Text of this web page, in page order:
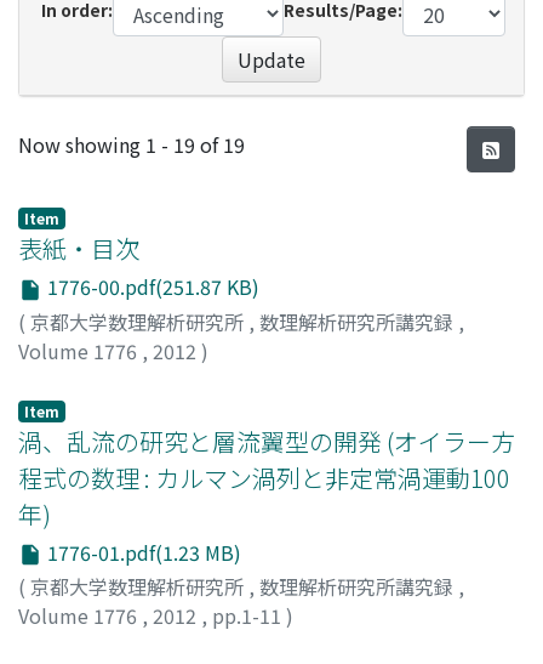
In order:
Results/Page:
Update
Recent Submissions
Now showing 1 - 19 of 19
Item
表紙・目次
1776-00.pdf(251.87 KB)
( 京都大学数理解析研究所 , 数理解析研究所講究録 ,
Volume 1776 , 2012 )
Item
渦、乱流の研究と層流翼型の開発 (オイラー方
程式の数理 : カルマン渦列と非定常渦運動100
年)
1776-01.pdf(1.23 MB)
( 京都大学数理解析研究所 , 数理解析研究所講究録 ,
Volume 1776 , 2012 , pp.1-11 )